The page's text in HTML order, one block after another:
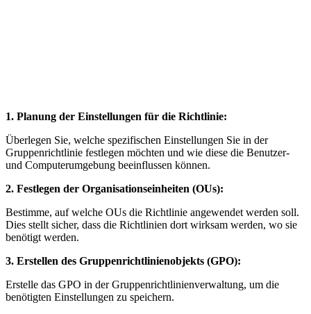
1. Planung der Einstellungen für die Richtlinie:
Überlegen Sie, welche spezifischen Einstellungen Sie in der
Gruppenrichtlinie festlegen möchten und wie diese die Benutzer-
und Computerumgebung beeinflussen können.
2. Festlegen der Organisationseinheiten (OUs):
Bestimme, auf welche OUs die Richtlinie angewendet werden soll.
Dies stellt sicher, dass die Richtlinien dort wirksam werden, wo sie
benötigt werden.
3. Erstellen des Gruppenrichtlinienobjekts (GPO):
Erstelle das GPO in der Gruppenrichtlinienverwaltung, um die
benötigten Einstellungen zu speichern.